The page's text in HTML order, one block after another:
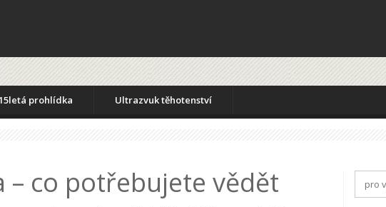
prohlídka Ultrazvuk těhotenství
– co potřebujete vědět